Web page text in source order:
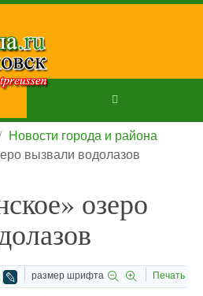
Новости города и района
вызвали водолазов
озеро
размер шрифта Печать